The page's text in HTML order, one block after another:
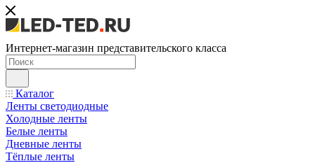
Интернет-магазин представительского класса
Каталог
Ленты светодиодные
Холодные ленты
Белые ленты
Дневные ленты
Тёплые ленты